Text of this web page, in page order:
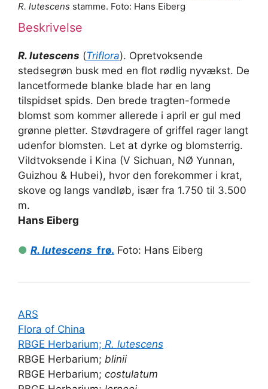
R. lutescens stamme. Foto: Hans Eiberg
Beskrivelse
R. lutescens (Triflora). Opretvoksende
stedsegrøn busk med en flot rødlig nyvækst. De
lancetformede blanke blade har en lang
tilspidset spids. Den brede tragten-formede
blomst som kommer allerede i april er gul med
grønne pletter. Støvdragere of griffel rager langt
udenfor blomsten. Let at dyrke og blomsterrig.
Vildtvoksende i Kina (V Sichuan, NØ Yunnan,
Guizhou & Hubei), hvor den forekommer i krat,
skove og langs vandløb, især fra 1.750 til 3.500
m.
Hans Eiberg
● R. lutescens frø. Foto: Hans Eiberg
ARS
Flora of China
RBGE Herbarium; R. lutescens
RBGE Herbarium; blinii
RBGE Herbarium; costulatum